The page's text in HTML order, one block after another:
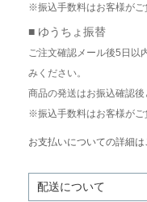
※振込手数料はお客様がご
■ ゆうちょ振替
ご注文確認メール後5日以
みください。
商品の発送はお振込確認後
※振込手数料はお客様がご
お支払いについての詳細は
配送について